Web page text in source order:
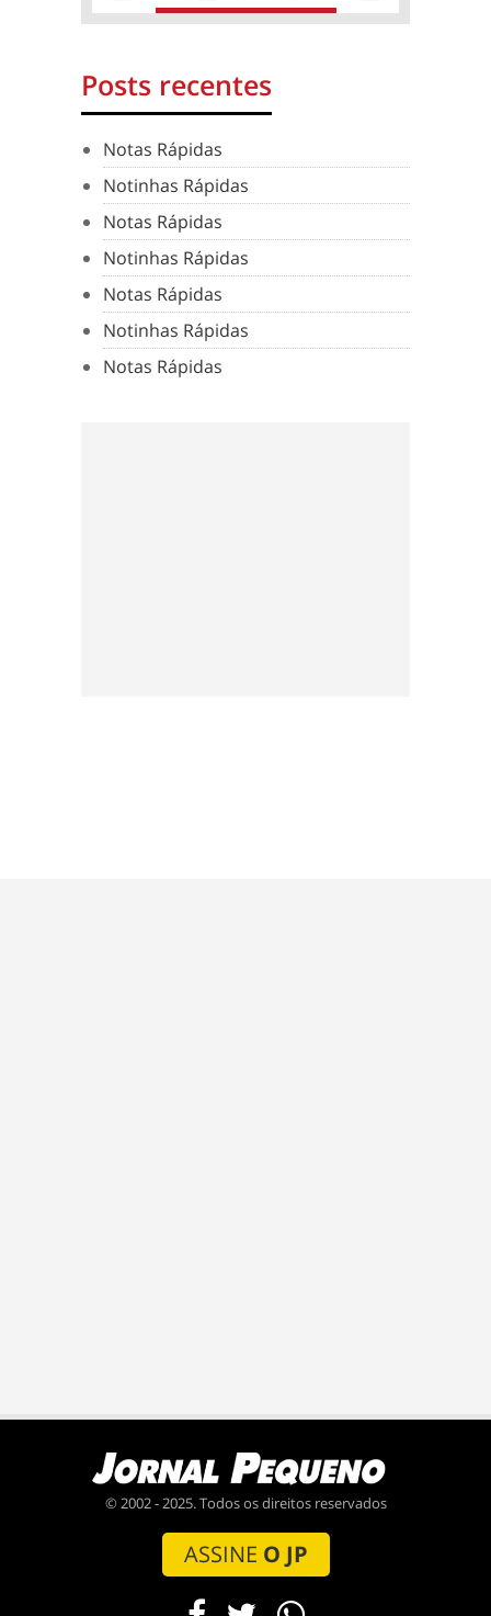
Posts recentes
Notas Rápidas
Notinhas Rápidas
Notas Rápidas
Notinhas Rápidas
Notas Rápidas
Notinhas Rápidas
Notas Rápidas
© 2002 - 2025. Todos os direitos reservados
ASSINE O JP